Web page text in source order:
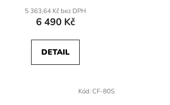
5 363,64 Kč bez DPH
6 490 Kč
DETAIL
Kód: CF-80S